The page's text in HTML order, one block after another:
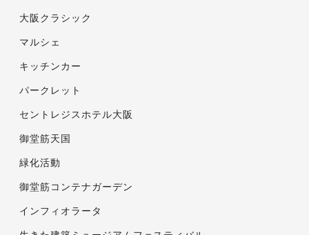
大阪クラシック
マルシェ
キッチンカー
パークレット
セントレジスホテル大阪
御堂筋天国
緑化活動
御堂筋コンテナガーデン
インフィオラータ